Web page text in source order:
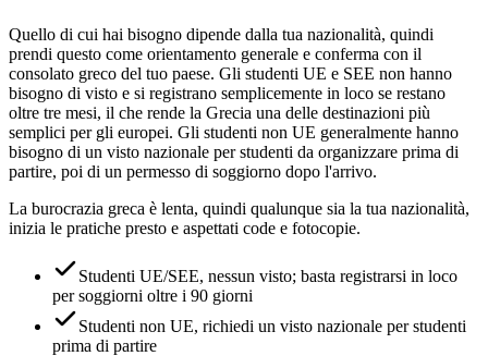
Quello di cui hai bisogno dipende dalla tua nazionalità, quindi
prendi questo come orientamento generale e conferma con il
consolato greco del tuo paese. Gli studenti UE e SEE non hanno
bisogno di visto e si registrano semplicemente in loco se restano
oltre tre mesi, il che rende la Grecia una delle destinazioni più
semplici per gli europei. Gli studenti non UE generalmente hanno
bisogno di un visto nazionale per studenti da organizzare prima di
partire, poi di un permesso di soggiorno dopo l'arrivo.
La burocrazia greca è lenta, quindi qualunque sia la tua nazionalità,
inizia le pratiche presto e aspettati code e fotocopie.
Studenti UE/SEE, nessun visto; basta registrarsi in loco
per soggiorni oltre i 90 giorni
Studenti non UE, richiedi un visto nazionale per studenti
prima di partire